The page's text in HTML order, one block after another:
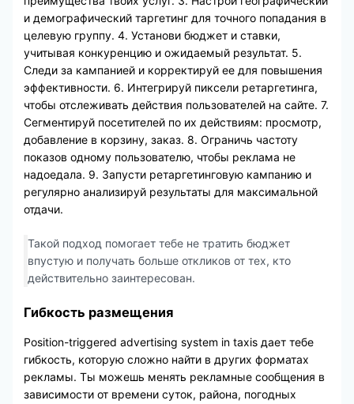
и демографический таргетинг для точного попадания в
целевую группу. 4. Установи бюджет и ставки,
учитывая конкуренцию и ожидаемый результат. 5.
Следи за кампанией и корректируй ее для повышения
эффективности. 6. Интегрируй пиксели ретаргетинга,
чтобы отслеживать действия пользователей на сайте. 7.
Сегментируй посетителей по их действиям: просмотр,
добавление в корзину, заказ. 8. Ограничь частоту
показов одному пользователю, чтобы реклама не
надоедала. 9. Запусти ретаргетинговую кампанию и
регулярно анализируй результаты для максимальной
отдачи.
Такой подход помогает тебе не тратить бюджет
впустую и получать больше откликов от тех, кто
действительно заинтересован.
Гибкость размещения
Position-triggered advertising system in taxis дает тебе
гибкость, которую сложно найти в других форматах
рекламы. Ты можешь менять рекламные сообщения в
зависимости от времени суток, района, погодных